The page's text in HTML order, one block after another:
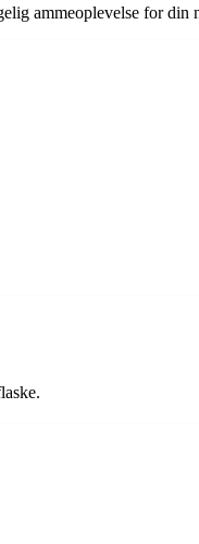
ammeoplevelse for din